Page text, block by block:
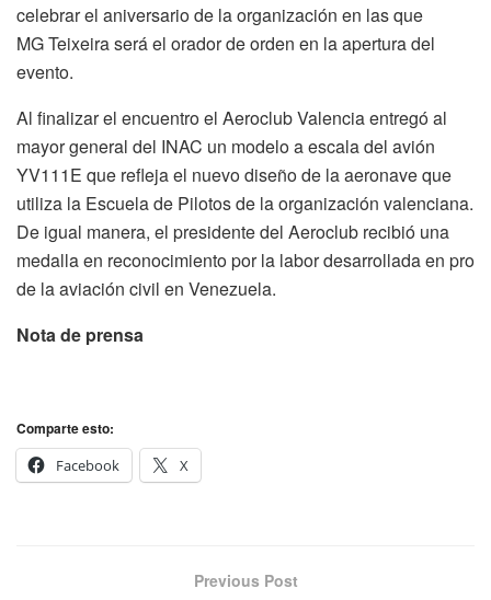
celebrar el aniversario de la organización en las que
MG Teixeira será el orador de orden en la apertura del
evento.
Al finalizar el encuentro el Aeroclub Valencia entregó al
mayor general del INAC un modelo a escala del avión
YV111E que refleja el nuevo diseño de la aeronave que
utiliza la Escuela de Pilotos de la organización valenciana.
De igual manera, el presidente del Aeroclub recibió una
medalla en reconocimiento por la labor desarrollada en pro
de la aviación civil en Venezuela.
Nota de prensa
Comparte esto:
Facebook
X
Previous Post